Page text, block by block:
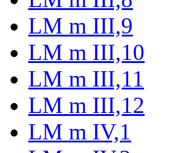
LM m III,9
LM m III,10
LM m III,11
LM m III,12
LM m IV,1